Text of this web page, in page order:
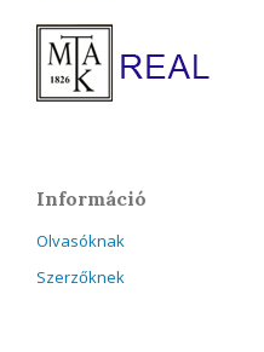
Információ
Olvasóknak
Szerzőknek